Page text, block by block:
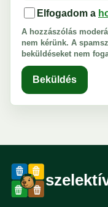
Elfogadom a
A hozzászólás
nem kérünk. A
beküldéseket nem
Beküldés